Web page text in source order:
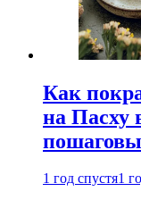
Как
на Пасху
1 год спустя1